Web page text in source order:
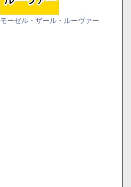
モーゼル・ザール・ルーヴァー